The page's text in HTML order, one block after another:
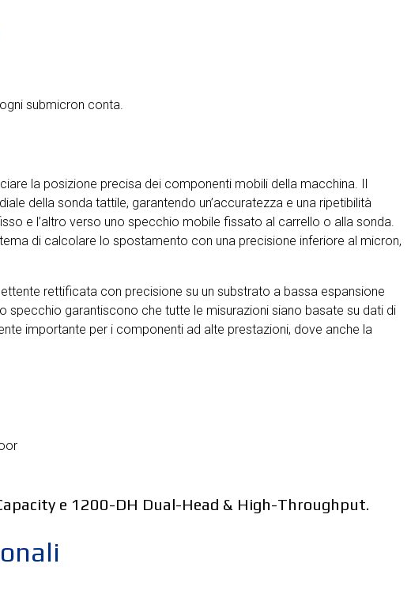
submicron conta.
la posizione precisa dei componenti mobili della macchina. Il
della sonda tattile, garantendo un’accuratezza e una ripetibilità
e l’altro verso uno specchio mobile fissato al carrello o alla sonda.
di calcolare lo spostamento con una precisione inferiore al micron,
rettificata con precisione su un substrato a bassa espansione
specchio garantiscono che tutte le misurazioni siano basate su dati di
importante per i componenti ad alte prestazioni, dove anche la
e 1200-DH Dual-Head & High-Throughput.